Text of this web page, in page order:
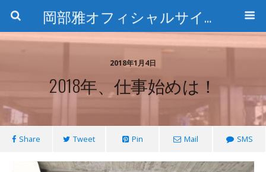
岡部雅オフィシャルサイト〜石の魅惑と数字のトリコ〜
2018年1月4日
2018年、仕事始めは！
Share Tweet Pin Mail SMS